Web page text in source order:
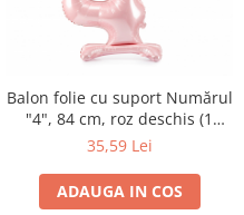
Balon folie cu suport Numărul
"4", 84 cm, roz deschis (1
pachet / 1 buc.)
35,59 Lei
ADAUGA IN COS